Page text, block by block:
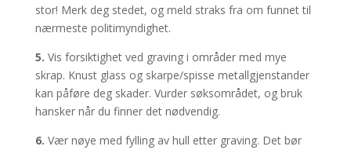
stor! Merk deg stedet, og meld straks fra om funnet til
nærmeste politimyndighet.
5. Vis forsiktighet ved graving i områder med mye
skrap. Knust glass og skarpe/spisse metallgjenstander
kan påføre deg skader. Vurder søksområdet, og bruk
hansker når du finner det nødvendig.
6. Vær nøye med fylling av hull etter graving. Det bør